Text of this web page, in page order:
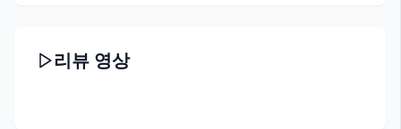
리뷰 영상